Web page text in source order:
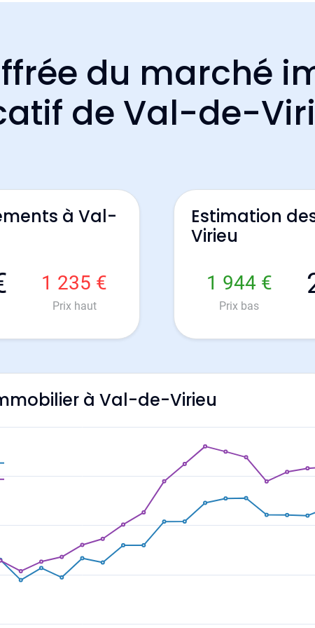
du marché
de Val-de-
à Val-
1 235 €
Prix haut
Estimation
Virieu
1 944 €
Prix bas
à Val-de-Virieu